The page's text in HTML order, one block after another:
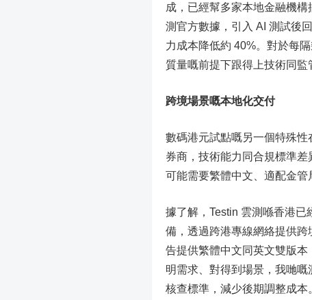
成，已經幫多家本地金融機
測官方數據，引入 AI 測試後
力成本降低約 40%。對於每
質量嘅前提下跟得上技術同監
跨境場景嘅本地化交付
數碼港元試點嘅另一個特殊
券商，技術能力同合規標準
可能需要繁體中文、適配金管
據了解，Testin 雲測喺香港
備，透過跨港專線網絡提供
告提供繁體中文同英文雙版
明需求、對得到場景，我哋
核查標準，減少後期調整成